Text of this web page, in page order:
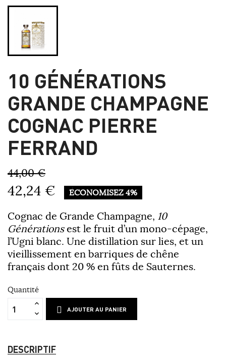
10 GÉNÉRATIONS
GRANDE CHAMPAGNE
COGNAC PIERRE
FERRAND
44,00 €
42,24 € ÉCONOMISEZ 4%
Cognac de Grande Champagne, 10
Générationsest le fruit d’un mono-cépage,
l’Ugni blanc. Une distillation sur lies, et un
vieillissement en barriques de chêne
français dont 20 % en fûts de Sauternes.
Quantité
AJOUTER AU PANIER
DESCRIPTIF